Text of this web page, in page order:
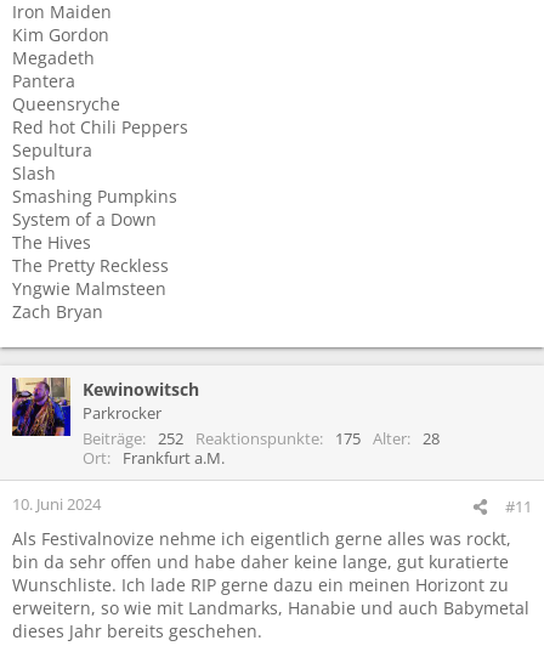
Iron Maiden
Kim Gordon
Megadeth
Pantera
Queensryche
Red hot Chili Peppers
Sepultura
Slash
Smashing Pumpkins
System of a Down
The Hives
The Pretty Reckless
Yngwie Malmsteen
Zach Bryan
Kewinowitsch
Parkrocker
Beiträge
252 Reaktionspunkte 175 Alter
28
Ort
Frankfurt a.M.
10. Juni 2024 #11
Als Festivalnovize nehme ich eigentlich gerne alles was rockt,
bin da sehr offen und habe daher keine lange, gut kuratierte
Wunschliste. Ich lade RIP gerne dazu ein meinen Horizont zu
erweitern, so wie mit Landmarks, Hanabie und auch Babymetal
dieses Jahr bereits geschehen.